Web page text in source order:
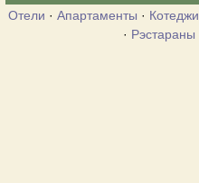
Отели · Апартаменты · Котеджи
· Рэстараны